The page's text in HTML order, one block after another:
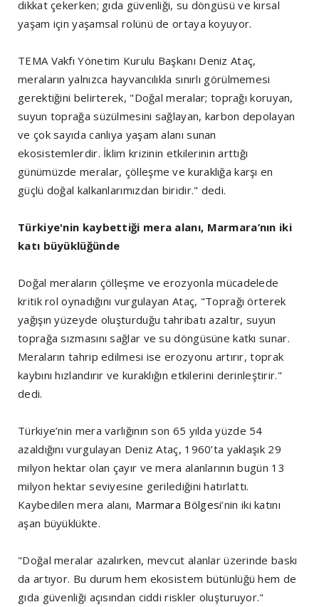
dikkat çekerken; gıda güvenliği, su döngüsü ve kırsal
yaşam için yaşamsal rolünü de ortaya koyuyor.
TEMA Vakfı Yönetim Kurulu Başkanı Deniz Ataç,
meraların yalnızca hayvancılıkla sınırlı görülmemesi
gerektiğini belirterek, "Doğal meralar; toprağı koruyan,
suyun toprağa süzülmesini sağlayan, karbon depolayan
ve çok sayıda canlıya yaşam alanı sunan
ekosistemlerdir. İklim krizinin etkilerinin arttığı
günümüzde meralar, çölleşme ve kuraklığa karşı en
güçlü doğal kalkanlarımızdan biridir." dedi.
Türkiye'nin kaybettiği mera alanı, Marmara’nın iki
katı büyüklüğünde
Doğal meraların çölleşme ve erozyonla mücadelede
kritik rol oynadığını vurgulayan Ataç, "Toprağı örterek
yağışın yüzeyde oluşturduğu tahribatı azaltır, suyun
toprağa sızmasını sağlar ve su döngüsüne katkı sunar.
Meraların tahrip edilmesi ise erozyonu artırır, toprak
kaybını hızlandırır ve kuraklığın etkilerini derinleştirir."
dedi.
Türkiye’nin mera varlığının son 65 yılda yüzde 54
azaldığını vurgulayan Deniz Ataç, 1960’ta yaklaşık 29
milyon hektar olan çayır ve mera alanlarının bugün 13
milyon hektar seviyesine gerilediğini hatırlattı.
Kaybedilen mera alanı, Marmara Bölgesi’nin iki katını
aşan büyüklükte.
"Doğal meralar azalırken, mevcut alanlar üzerinde baskı
da artıyor. Bu durum hem ekosistem bütünlüğü hem de
gıda güvenliği açısından ciddi riskler oluşturuyor."